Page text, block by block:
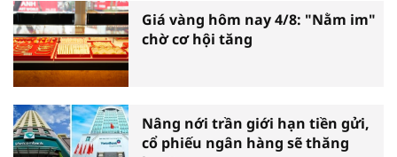
Giá vàng hôm nay 4/8: "Nằm im"
chờ cơ hội tăng
Nâng nới trần giới hạn tiền gửi,
cổ phiếu ngân hàng sẽ thăng